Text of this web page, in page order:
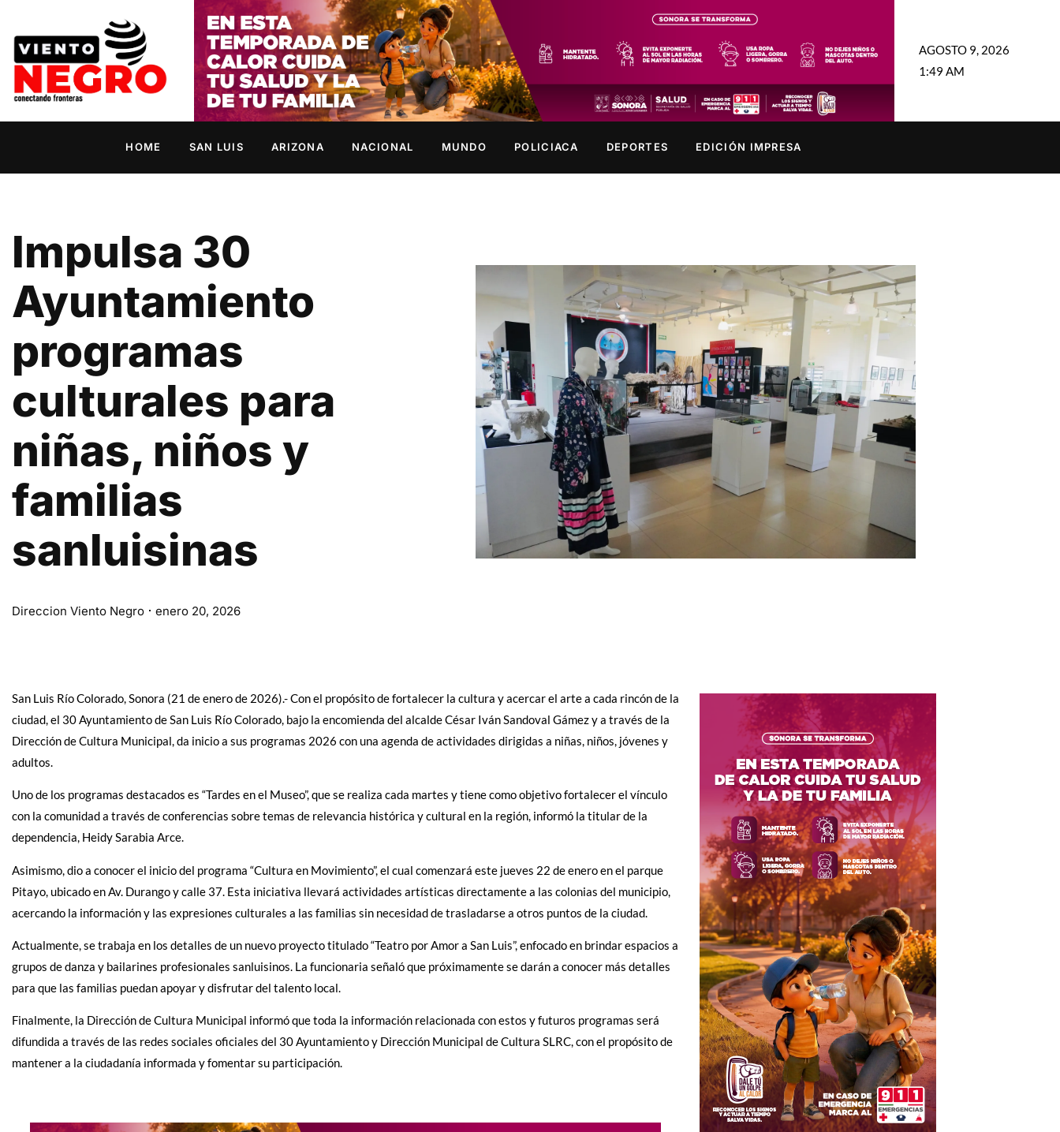
AGOSTO 9, 2026
1:49 AM
HOME SAN LUIS ARIZONA NACIONAL MUNDO POLICIACA DEPORTES EDICIÓN IMPRESA
Impulsa 30
Ayuntamiento
programas
culturales para
niñas, niños y
familias
sanluisinas
Direccion Viento Negro enero 20, 2026
San Luis Río Colorado, Sonora (21 de enero de 2026).- Con el propósito de fortalecer la cultura y acercar el arte a cada rincón de la
ciudad, el 30 Ayuntamiento de San Luis Río Colorado, bajo la encomienda del alcalde César Iván Sandoval Gámez y a través de la
Dirección de Cultura Municipal, da inicio a sus programas 2026 con una agenda de actividades dirigidas a niñas, niños, jóvenes y
adultos.
Uno de los programas destacados es “Tardes en el Museo”, que se realiza cada martes y tiene como objetivo fortalecer el vínculo
con la comunidad a través de conferencias sobre temas de relevancia histórica y cultural en la región, informó la titular de la
dependencia, Heidy Sarabia Arce.
Asimismo, dio a conocer el inicio del programa “Cultura en Movimiento”, el cual comenzará este jueves 22 de enero en el parque
Pitayo, ubicado en Av. Durango y calle 37. Esta iniciativa llevará actividades artísticas directamente a las colonias del municipio,
acercando la información y las expresiones culturales a las familias sin necesidad de trasladarse a otros puntos de la ciudad.
Actualmente, se trabaja en los detalles de un nuevo proyecto titulado “Teatro por Amor a San Luis”, enfocado en brindar espacios a
grupos de danza y bailarines profesionales sanluisinos. La funcionaria señaló que próximamente se darán a conocer más detalles
para que las familias puedan apoyar y disfrutar del talento local.
Finalmente, la Dirección de Cultura Municipal informó que toda la información relacionada con estos y futuros programas será
difundida a través de las redes sociales oficiales del 30 Ayuntamiento y Dirección Municipal de Cultura SLRC, con el propósito de
mantener a la ciudadanía informada y fomentar su participación.